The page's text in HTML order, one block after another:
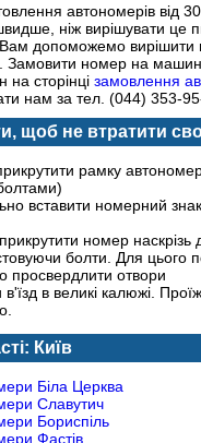
автономерів від
ніж вирішувати це
допоможемо
Замовити номер на
сторінці замовлення
нам за тел. (044) 353-
щоб не втратити
рамку
вставити номерний
номер наскрізь
болти. Для цього
просвердлити отвори
в'їзд в великі калюжі.
Київ
Біла Церква
Славутич
Бориспіль
Фастів